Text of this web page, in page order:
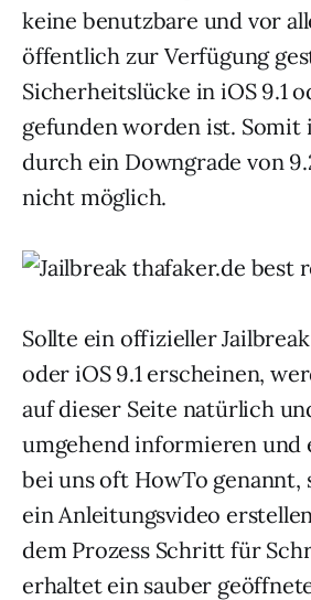
keine benutzbare und vor
öffentlich zur Verfügung
Sicherheitslücke in iOS 9.1
gefunden worden ist. Somit
durch ein Downgrade von
nicht möglich.
Sollte ein offizieller
oder iOS 9.1 erscheinen,
auf dieser Seite natürlich
umgehend informieren und
bei uns oft HowTo genannt,
ein Anleitungsvideo
dem Prozess Schritt für
erhaltet ein sauber